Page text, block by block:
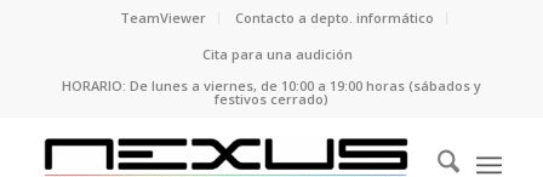
TeamViewer
Contacto a depto. informático
Cita para una audición
HORARIO: De lunes a viernes, de 10:00 a 19:00 horas (sábados y
festivos cerrado)